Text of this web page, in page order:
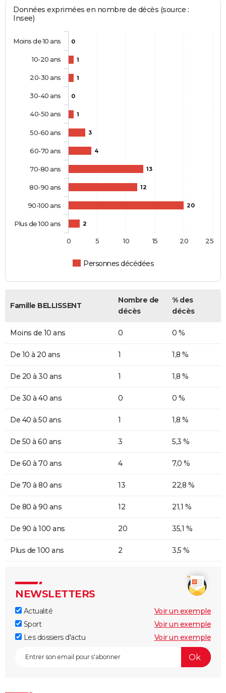
Données exprimées en nombre de décès (source :
Insee)
0
1
1
0
1
3
4
13
12
20
2
Personnes décédées
Moins de 10 ans
10-20 ans
20-30 ans
30-40 ans
40-50 ans
50-60 ans
60-70 ans
70-80 ans
80-90 ans
90-100 ans
Plus de 100 ans
0 5 10 15 20 25
Famille BELLISSENT
Nombre de
décès
% des
décès
Moins de 10 ans 0 0 %
De 10 à 20 ans 1 1,8 %
De 20 à 30 ans 1 1,8 %
De 30 à 40 ans 0 0 %
De 40 à 50 ans 1 1,8 %
De 50 à 60 ans 3 5,3 %
De 60 à 70 ans 4 7,0 %
De 70 à 80 ans 13 22,8 %
De 80 à 90 ans 12 21,1 %
De 90 à 100 ans 20 35,1 %
Plus de 100 ans 2 3,5 %
NEWSLETTERS
Actualité
Voir un exemple
Sport
Voir un exemple
Les dossiers d'actu
Voir un exemple